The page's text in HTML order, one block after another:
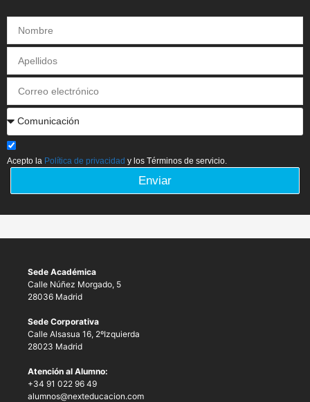
Acepto la Política de privacidad y los Términos de servicio.
Enviar
Sede Académica
Calle Núñez Morgado, 5
28036 Madrid
Sede Corporativa
Calle Alsasua 16, 2ºIzquierda
28023 Madrid
Atención al Alumno:
+34 91 022 96 49
alumnos@nexteducacion.com